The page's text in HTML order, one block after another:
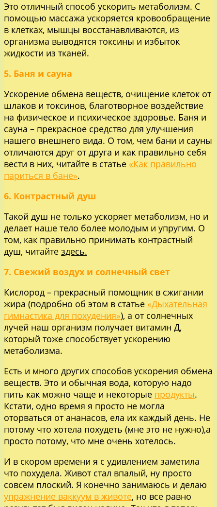
Это отличный способ ускорить метаболизм. С
помощью массажа ускоряется кровообращение
в клетках, мышцы восстанавливаются, из
организма выводятся токсины и избыток
жидкости из тканей.
5. Баня и сауна
Ускорение обмена веществ, очищение клеток от
шлаков и токсинов, благотворное воздействие
на физическое и психическое здоровье. Баня и
сауна – прекрасное средство для улучшения
нашего внешнего вида. О том, чем бани и сауны
отличаются друг от друга и как правильно себя
вести в них, читайте в статье «Как правильно
париться в бане».
6. Контрастный душ
Такой душ не только ускоряет метаболизм, но и
делает наше тело более молодым и упругим. О
том, как правильно принимать контрастный
душ, читайте здесь.
7. Свежий воздух и солнечный свет
Кислород – прекрасный помощник в сжигании
жира (подробно об этом в статье «Дыхательная
гимнастика для похудения»), а от солнечных
лучей наш организм получает витамин Д,
который тоже способствует ускорению
метаболизма.
Есть и много других способов ускорения обмена
веществ. Это и обычная вода, которую надо
пить как можно чаще и некоторые продукты.
Кстати, одно время я просто не могла
оторваться от ананасов, ела их каждый день. Не
потому что хотела похудеть (мне это не нужно),а
просто потому, что мне очень хотелось.
И в скором времени я с удивлением заметила
что похудела. Живот стал впалый, ну просто
совсем плоский. Я конечно занимаюсь и делаю
упражнение ваккуум в животе, но все равно